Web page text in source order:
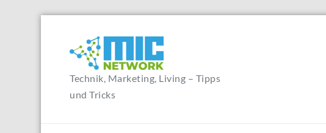
springen
Technik, Marketing, Living – Tipps
und Tricks